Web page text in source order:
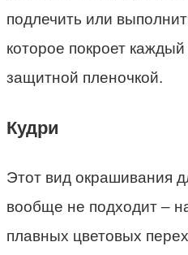
подлечить или
которое покроет
защитной пленочкой.
Кудри
Этот вид окрашивания
вообще не подходит –
плавных цветовых